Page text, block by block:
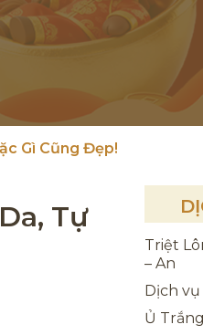
Gì Cũng Đẹp!
Tự
Triệt
– An
Dịch vụ
Ủ